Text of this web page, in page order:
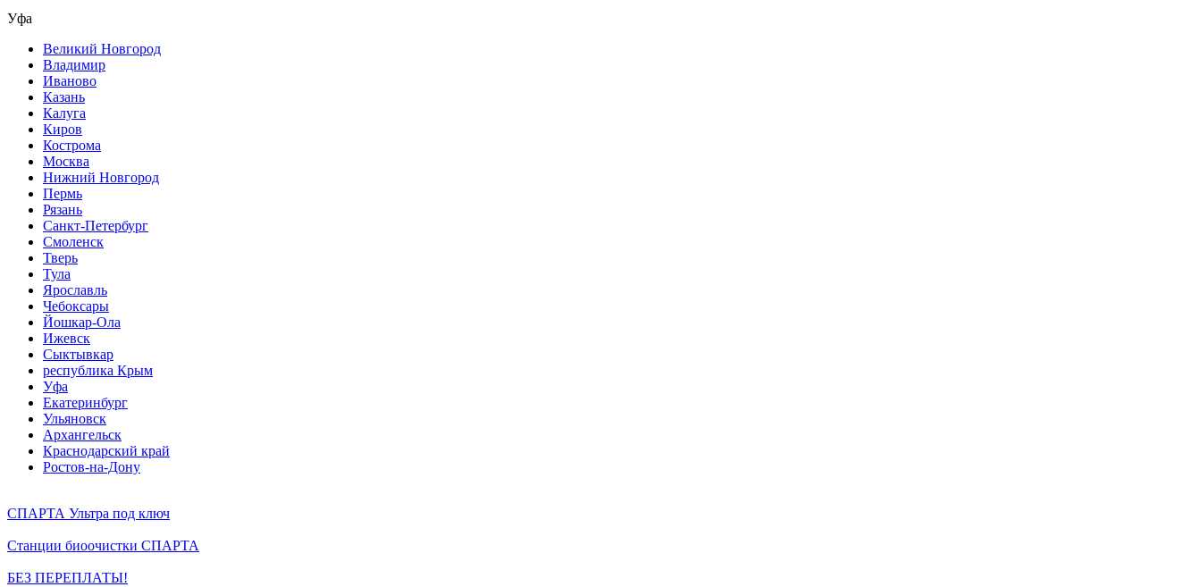
Уфа
Великий Новгород
Владимир
Иваново
Казань
Калуга
Киров
Кострома
Москва
Нижний Новгород
Пермь
Рязань
Санкт-Петербург
Смоленск
Тверь
Тула
Ярославль
Чебоксары
Йошкар-Ола
Ижевск
Сыктывкар
республика Крым
Уфа
Екатеринбург
Ульяновск
Архангельск
Краснодарский край
Ростов-на-Дону
СПАРТА Ультра под ключ
Станции биоочистки СПАРТА
БЕЗ ПЕРЕПЛАТЫ!